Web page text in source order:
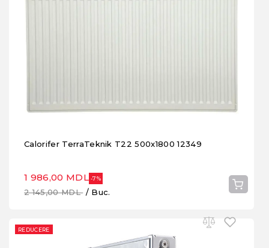
Calorifer TerraTeknik T22 500x1800 12349
1 986,00 MDL -7%
2 145,00 MDL/ Buc.
REDUCERE